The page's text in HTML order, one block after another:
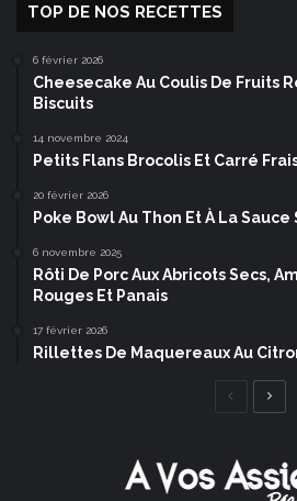
TOP DE NOS RECETTES
6 février 2026
Cheesecake Au Coulis De Fruits
Biscuits
14 novembre 2024
Petits Flans Brocolis Et Carré
20 février 2026
Poke Bowl Au Thon Et À La Sauce
6 novembre 2025
Rôti De Porc Aux Abricots Secs,
Rouges Et Panais
17 février 2026
Rillettes De Maquereaux Au
Page